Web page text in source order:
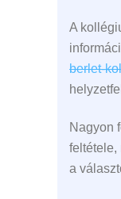
A
berlet-
Nagyon
feltétele,
a